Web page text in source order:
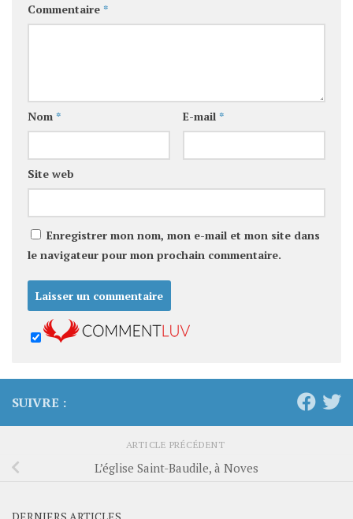
Commentaire *
Nom * E-mail *
Site web
Enregistrer mon nom, mon e-mail et mon site dans
le navigateur pour mon prochain commentaire.
SUIVRE :
ARTICLE PRÉCÉDENT
L’église Saint-Baudile, à Noves
DERNIERS ARTICLES